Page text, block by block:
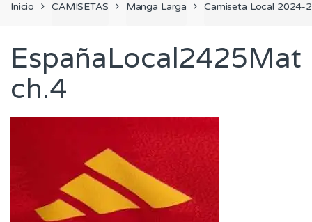
Inicio CAMISETAS Manga Larga Camiseta Local 2024-
EspañaLocal2425Mat
ch.4